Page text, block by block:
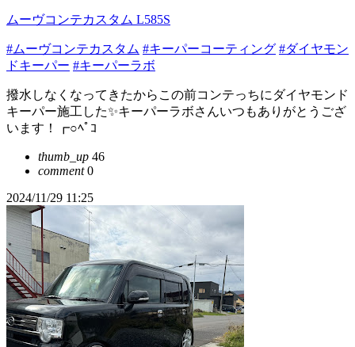
ムーヴコンテカスタム L585S
#ムーヴコンテカスタム #キーパーコーティング #ダイヤモン
ドキーパー #キーパーラボ
撥水しなくなってきたからこの前コンテっちにダイヤモンド
キーパー施工した✨キーパーラボさんいつもありがとうござ
います！┏○ﾍﾟｺ
thumb_up 46
comment0
2024/11/29 11:25